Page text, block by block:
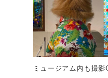
ミュージアム内も撮